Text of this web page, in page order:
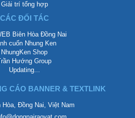
Giải trí tổng hợp
CÁC ĐỐI TÁC
Biên Hòa Đồng Nai
cuốn Nhung Ken
NhungKen Shop
Hướng Group
Updating...
CÁO BANNER & TEXTLINK
Hòa, Đồng Nai, Việt Nam